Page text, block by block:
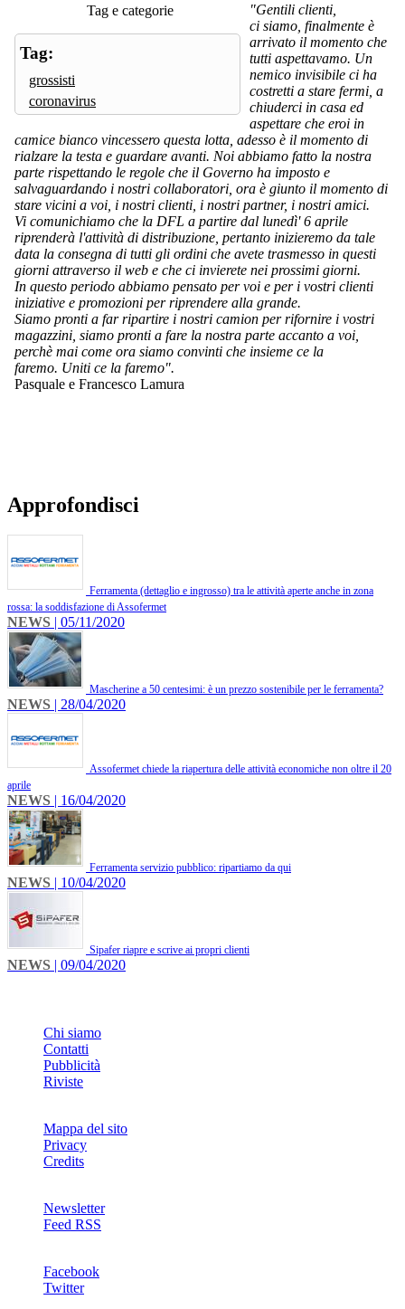
Tag e categorie
Tag:
grossisti
coronavirus
"Gentili clienti,
ci siamo, finalmente è
arrivato il momento che
tutti aspettavamo. Un
nemico invisibile ci ha
costretti a stare fermi, a
chiuderci in casa ed
aspettare che eroi in
camice bianco vincessero questa lotta, adesso è il momento di
rialzare la testa e guardare avanti. Noi abbiamo fatto la nostra
parte rispettando le regole che il Governo ha imposto e
salvaguardando i nostri collaboratori, ora è giunto il momento di
stare vicini a voi, i nostri clienti, i nostri partner, i nostri amici.
Vi comunichiamo che la DFL a partire dal lunedì' 6 aprile
riprenderà l'attività di distribuzione, pertanto inizieremo da tale
data la consegna di tutti gli ordini che avete trasmesso in questi
giorni attraverso il web e che ci invierete nei prossimi giorni.
In questo periodo abbiamo pensato per voi e per i vostri clienti
iniziative e promozioni per riprendere alla grande.
Siamo pronti a far ripartire i nostri camion per rifornire i vostri
magazzini, siamo pronti a fare la nostra parte accanto a voi,
perchè mai come ora siamo convinti che insieme ce la
faremo. Uniti ce la faremo".
Pasquale e Francesco Lamura
Approfondisci
Ferramenta (dettaglio e ingrosso) tra le attività aperte anche in zona
rossa: la soddisfazione di Assofermet
NEWS | 05/11/2020
Mascherine a 50 centesimi: è un prezzo sostenibile per le ferramenta?
NEWS | 28/04/2020
Assofermet chiede la riapertura delle attività economiche non oltre il 20
aprile
NEWS | 16/04/2020
Ferramenta servizio pubblico: ripartiamo da qui
NEWS | 10/04/2020
Sipafer riapre e scrive ai propri clienti
NEWS | 09/04/2020
Chi siamo
Contatti
Pubblicità
Riviste
Mappa del sito
Privacy
Credits
Newsletter
Feed RSS
Facebook
Twitter